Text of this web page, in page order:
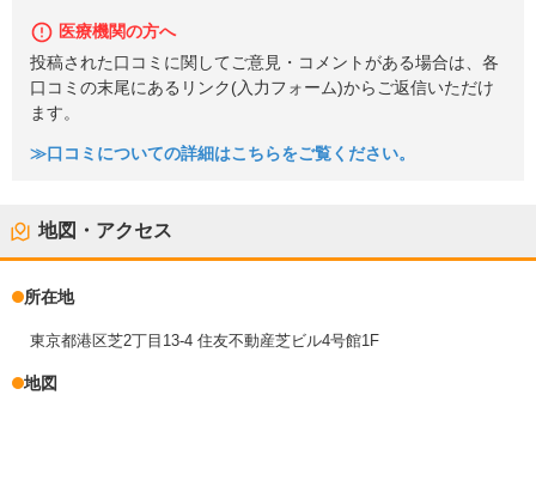
医療機関の方へ
投稿された口コミに関してご意見・コメントがある場合は、各
口コミの末尾にあるリンク(入力フォーム)からご返信いただけ
ます。
≫口コミについての詳細はこちらをご覧ください。
地図・アクセス
所在地
東京都港区芝2丁目13-4 住友不動産芝ビル4号館1F
地図